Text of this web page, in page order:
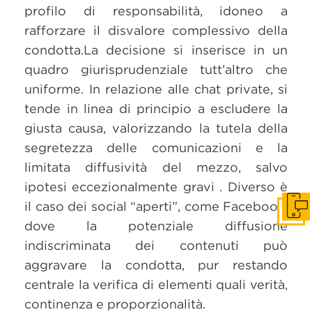
profilo di responsabilità, idoneo a
rafforzare il disvalore complessivo della
condotta.La decisione si inserisce in un
quadro giurisprudenziale tutt’altro che
uniforme. In relazione alle chat private, si
tende in linea di principio a escludere la
giusta causa, valorizzando la tutela della
segretezza delle comunicazioni e la
limitata diffusività del mezzo, salvo
ipotesi eccezionalmente gravi . Diverso è
il caso dei social “aperti”, come Facebook,
dove la potenziale diffusione
indiscriminata dei contenuti può
aggravare la condotta, pur restando
centrale la verifica di elementi quali verità,
continenza e proporzionalità.
Get